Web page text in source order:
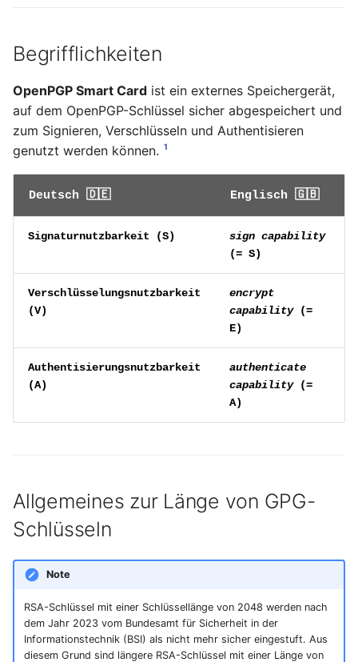
September 2023
August 2023
Juli 2023
April 2023
März 2023
Februar 2023
Januar 2023
Dezember 2022
August 2022
Juli 2022
Juni 2022
Begrifflichkeiten
OpenPGP Smart Card ist ein externes Speichergerät,
auf dem OpenPGP-Schlüssel sicher abgespeichert und
zum Signieren, Verschlüsseln und Authentisieren
genutzt werden können. 1
Deutsch 🇩🇪 Englisch 🇬🇧
Signaturnutzbarkeit (S)
sign capability
(= S)
Verschlüsselungsnutzbarkeit
(V)
encrypt
capability(=
E)
Authentisierungsnutzbarkeit
(A)
authenticate
capability(=
A)
Allgemeines zur Länge von GPG-
Schlüsseln
Note
RSA-Schlüssel mit einer Schlüssellänge von 2048 werden nach
dem Jahr 2023 vom Bundesamt für Sicherheit in der
Informationstechnik (BSI) als nicht mehr sicher eingestuft. Aus
diesem Grund sind längere RSA-Schlüssel mit einer Länge von